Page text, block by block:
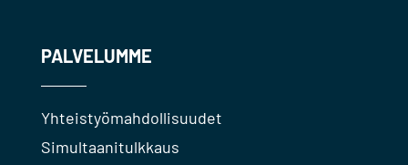
PALVELUMME
Yhteistyömahdollisuudet
Simultaanitulkkaus